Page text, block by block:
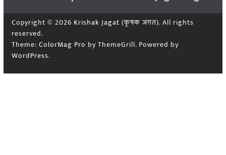
Copyright © 2026 Krishak Jagat (कृषक जगत). All rights
reserved.
Theme: ColorMag Pro by ThemeGrill. Powered by
WordPress.